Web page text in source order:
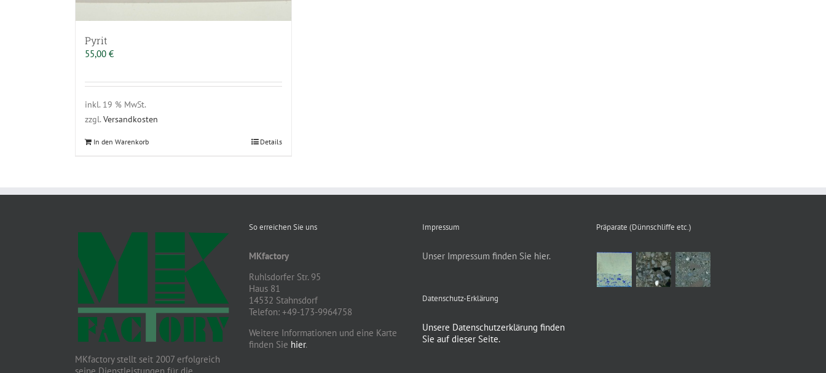
Pyrit
55,00 €
inkl. 19 % MwSt.
zzgl. Versandkosten
In den Warenkorb Details
MKfactory stellt seit 2007 erfolgreich
So erreichen Sie uns
MKfactory
Ruhlsdorfer Str. 95
Haus 81
14532 Stahnsdorf
Telefon: +49-173-9964758
Weitere Informationen und eine Karte
finden Sie hier.
Impressum
Unser Impressum finden Sie hier.
Datenschutz-Erklärung
Unsere Datenschutzerklärung finden
Sie auf dieser Seite.
Präparate (Dünnschliffe etc.)